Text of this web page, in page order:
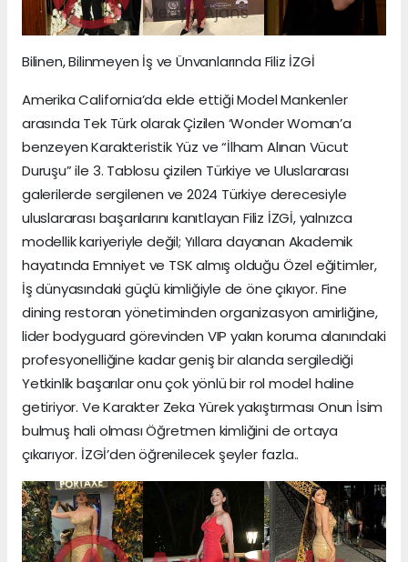
Bilinen, Bilinmeyen İş ve Ünvanlarında Filiz İZGİ
Amerika California’da elde ettiği Model Mankenler
arasında Tek Türk olarak Çizilen ‘Wonder Woman’a
benzeyen Karakteristik Yüz ve “İlham Alınan Vücut
Duruşu” ile 3. Tablosu çizilen Türkiye ve Uluslararası
galerilerde sergilenen ve 2024 Türkiye derecesiyle
uluslararası başarılarını kanıtlayan Filiz İZGİ, yalnızca
modellik kariyeriyle değil; Yıllara dayanan Akademik
hayatında Emniyet ve TSK almış olduğu Özel eğitimler,
İş dünyasındaki güçlü kimliğiyle de öne çıkıyor. Fine
dining restoran yönetiminden organizasyon amirliğine,
lider bodyguard görevinden VIP yakın koruma alanındaki
profesyonelliğine kadar geniş bir alanda sergilediği
Yetkinlik başarılar onu çok yönlü bir rol model haline
getiriyor. Ve Karakter Zeka Yürek yakıştırması Onun İsim
bulmuş hali olması Öğretmen kimliğini de ortaya
çıkarıyor. İZGİ’den öğrenilecek şeyler fazla..